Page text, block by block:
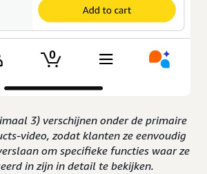
3) verschijnen onder de primaire
video, zodat klanten ze eenvoudig
om specifieke functies waar ze
in zijn in detail te bekijken.